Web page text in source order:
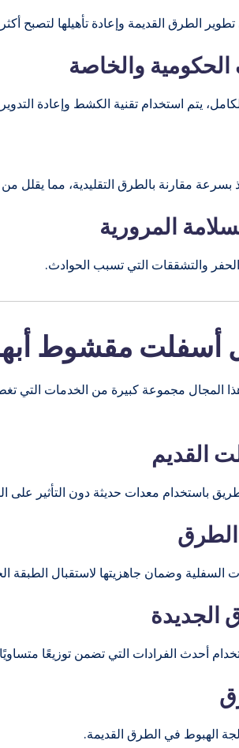
الطرق القديمة وإعادة تأهيلها لتصبح
يتم استخدام تقنية الكشط وإعادة
مقارنة بالطرق التقليدية، مما يقلل
الحفر والتشققات التي تسبب الحوادث.
أسفلت مقشوط
المجال مجموعة كبيرة من الخدمات التي
القديم
باستخدام معدات حديثة دون التأثير على
الطرق
السفلية وضمان جاهزيتها لاستقبال الطبقة
الجديدة
أحدث الفرادات التي تضمن توزيعًا
الهبوط في الطرق القديمة.